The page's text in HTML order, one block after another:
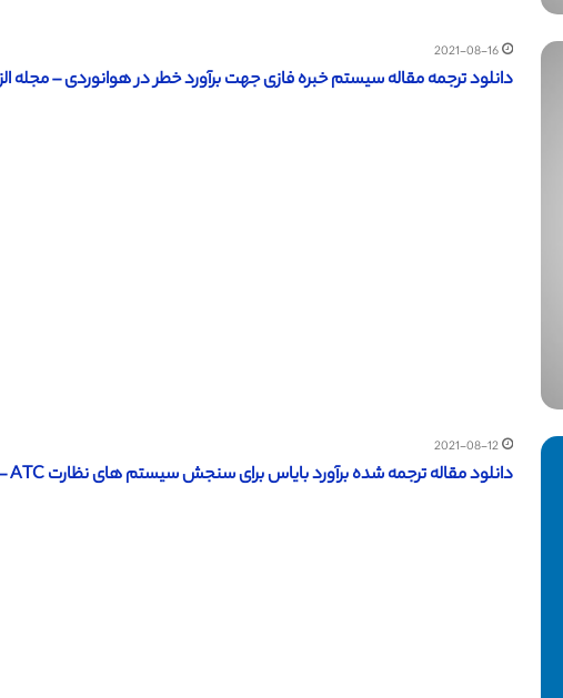
2021-08-16
دانلود ترجمه مقاله سیستم خبره فازی جهت برآورد خطر در هوانوردی – مجله
2021-08-12
دانلود مقاله ترجمه شده برآورد بایاس برای سنجش سیستم های نظارت ATC – مجله IEEE